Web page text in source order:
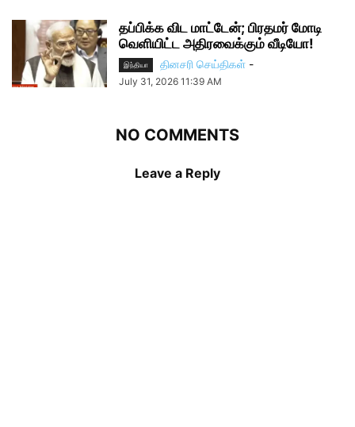
தப்பிக்க விட மாட்டேன்; பிரதமர் மோடி
வெளியிட்ட அதிரவைக்கும் வீடியோ!
இந்தியா தினசரி செய்திகள் -
July 31, 2026 11:39 AM
NO COMMENTS
Leave a Reply